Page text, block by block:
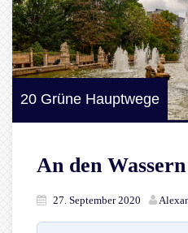
20 Grüne Hauptwege
An den
27. September 2020